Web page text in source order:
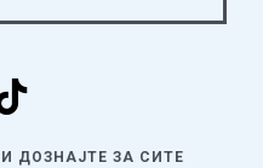
ДОЗНАЈТЕ ЗА СИТЕ